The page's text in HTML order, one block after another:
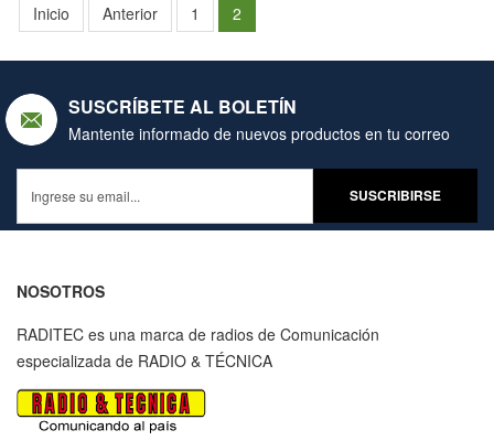
Inicio Anterior 1 2
SUSCRÍBETE AL BOLETÍN
Mantente informado de nuevos productos en tu correo
NOSOTROS
RADITEC es una marca de radios de Comunicación
especializada de RADIO & TÉCNICA